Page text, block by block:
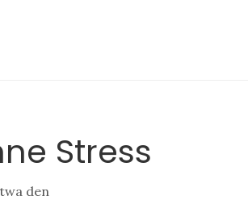
Stress
den